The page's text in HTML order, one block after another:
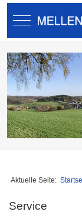
Mobile Menu
Aktuelle Seite:
Service